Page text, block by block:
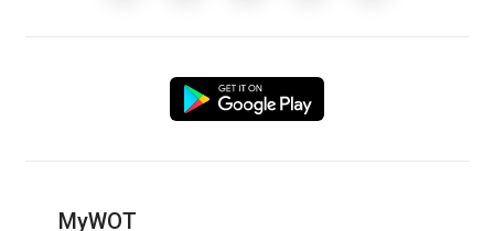
MyWOT